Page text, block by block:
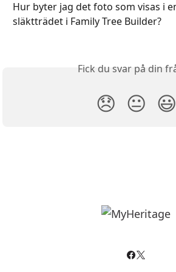
Hur byter jag det foto som visas i
släktträdet i Family Tree Builder?
Fick du svar på din
😞 😐 😃